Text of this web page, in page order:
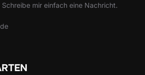
mir einfach eine Nachricht.